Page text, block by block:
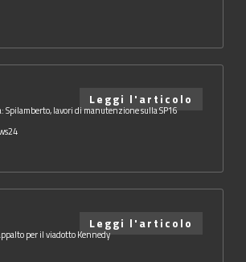
Spilamberto, lavori di manutenzione sulla SP16
Leggi l'articolo
per il viadotto Kennedy
Leggi l'articolo